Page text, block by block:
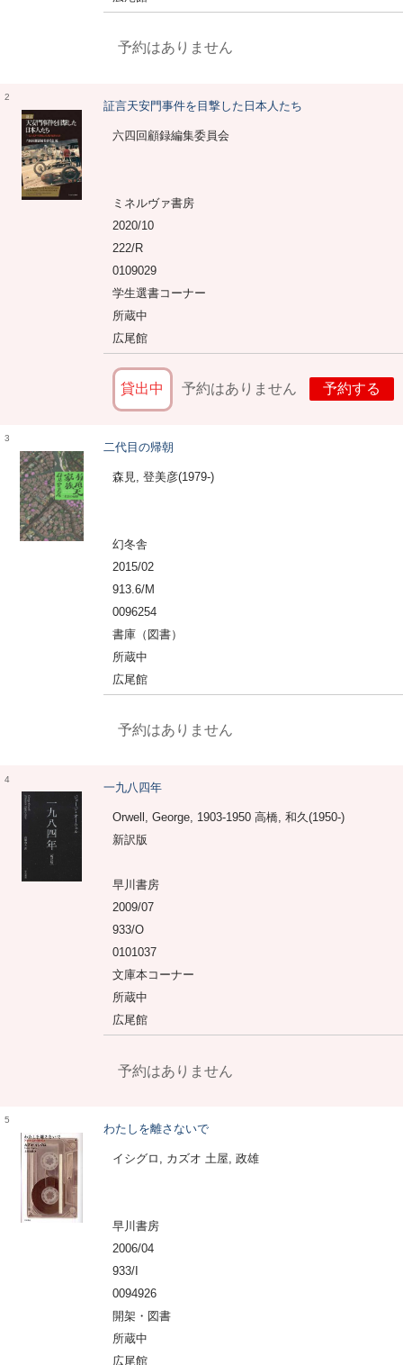
予約はありません
2
証言天安門事件を目撃した日本人たち
六四回顧録編集委員会
ミネルヴァ書房
2020/10
222/R
0109029
学生選書コーナー
所蔵中
広尾館
貸出中 予約はありません 予約する
3
二代目の帰朝
森見, 登美彦(1979-)
幻冬舎
2015/02
913.6/M
0096254
書庫（図書）
所蔵中
広尾館
予約はありません
4
一九八四年
Orwell, George, 1903-1950 高橋, 和久(1950-)
新訳版
早川書房
2009/07
933/O
0101037
文庫本コーナー
所蔵中
広尾館
予約はありません
5
わたしを離さないで
イシグロ, カズオ 土屋, 政雄
早川書房
2006/04
933/I
0094926
開架・図書
所蔵中
広尾館